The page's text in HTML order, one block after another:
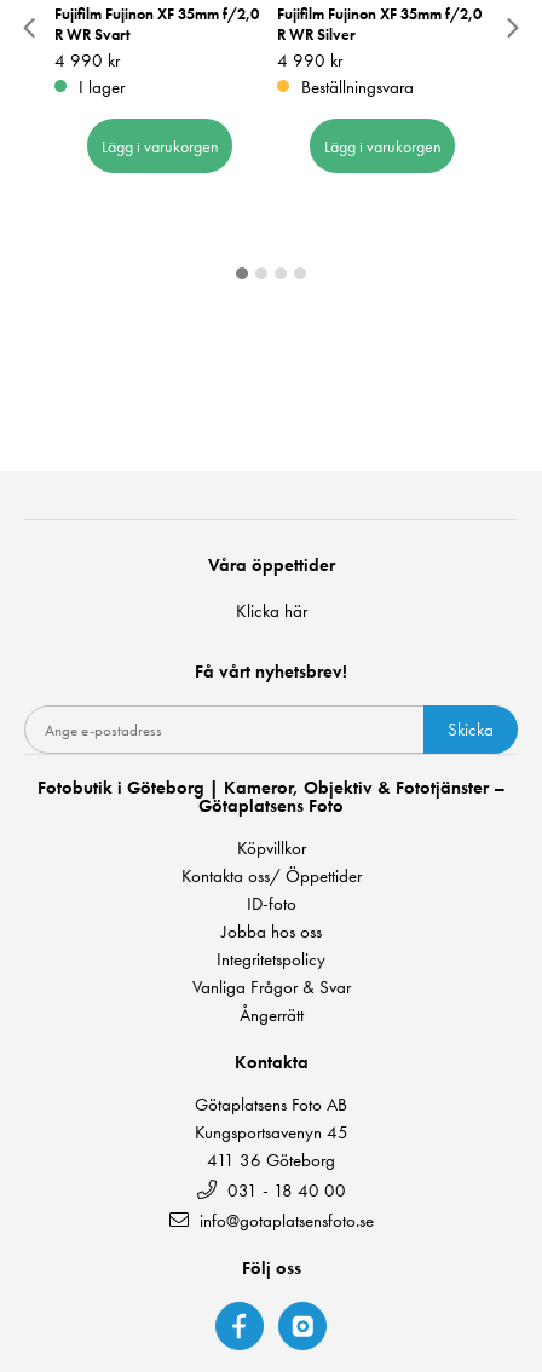
Fujifilm Fujinon XF 35mm f/2,0
R WR Svart
Pris:4 990 kr
4 990 kr
I lager
Lägg i varukorgen
Fujifilm Fujinon XF 35mm f/2,0
R WR Silver
Pris:4 990 kr
4 990 kr
Beställningsvara
Lägg i varukorgen
NiSi
39mm
Våra öppettider
Klicka här
Få vårt nyhetsbrev!
Skicka
Fotobutik i Göteborg | Kameror, Objektiv & Fototjänster –
Götaplatsens Foto
Köpvillkor
Kontakta oss/ Öppettider
ID-foto
Jobba hos oss
Integritetspolicy
Vanliga Frågor & Svar
Ångerrätt
Kontakta
Götaplatsens Foto AB
Kungsportsavenyn 45
411 36 Göteborg
031 - 18 40 00
info@gotaplatsensfoto.se
Följ oss